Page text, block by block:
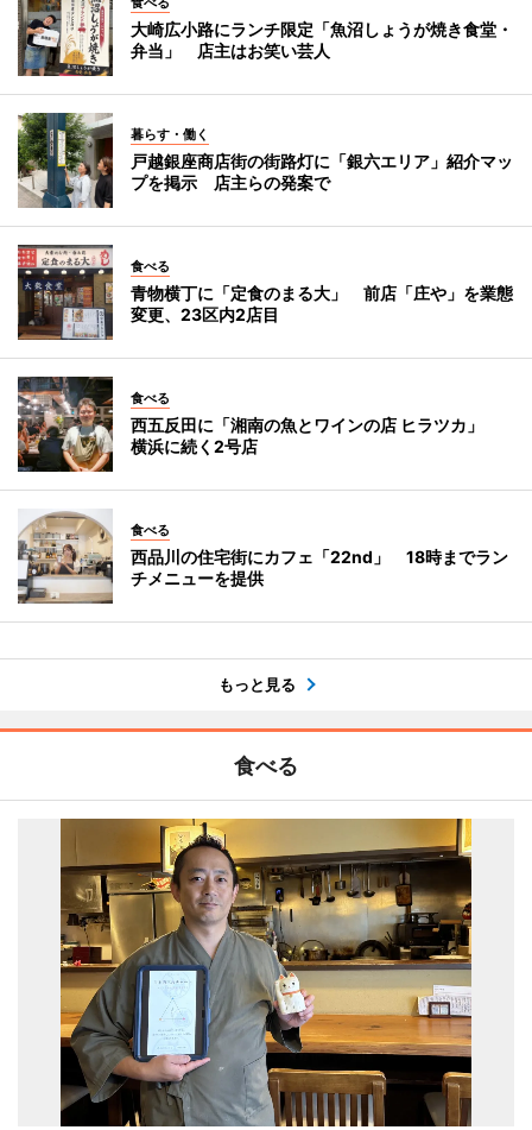
大崎広小路にランチ限定「魚沼しょうが焼き食堂・
弁当」 店主はお笑い芸人
暮らす・働く
戸越銀座商店街の街路灯に「銀六エリア」紹介マッ
プを掲示 店主らの発案で
食べる
青物横丁に「定食のまる大」 前店「庄や」を業態
変更、23区内2店目
食べる
西五反田に「湘南の魚とワインの店 ヒラツカ」
横浜に続く2号店
食べる
西品川の住宅街にカフェ「22nd」 18時までラン
チメニューを提供
もっと見る
食べる